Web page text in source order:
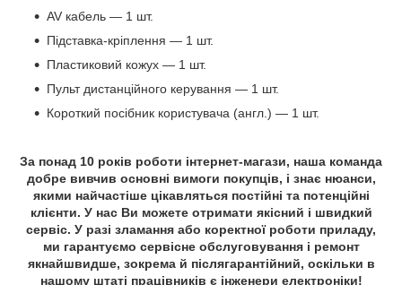
AV кабель — 1 шт.
Підставка-кріплення — 1 шт.
Пластиковий кожух — 1 шт.
Пульт дистанційного керування — 1 шт.
Короткий посібник користувача (англ.) — 1 шт.
За понад 10 років роботи інтернет-магази, наша команда
добре вивчив основні вимоги покупців, і знає нюанси,
якими найчастіше цікавляться постійні та потенційні
клієнти. У нас Ви можете отримати якісний і швидкий
сервіс. У разі зламання або коректної роботи приладу,
ми гарантуємо сервісне обслуговування і ремонт
якнайшвидше, зокрема й післягарантійний, оскільки в
нашому штаті працівників є інженери електроніки!